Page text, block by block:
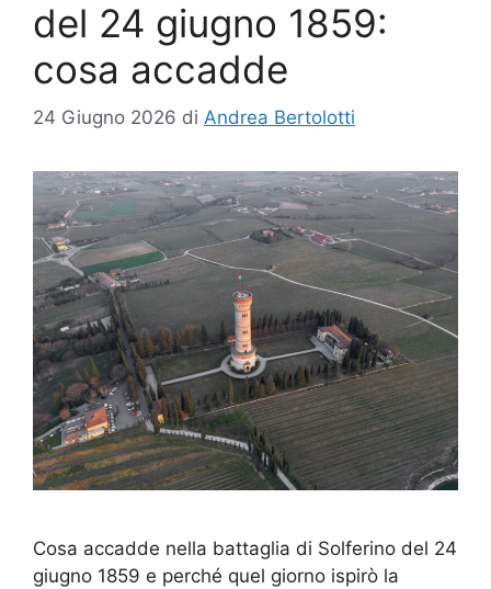
del 24 giugno 1859:
cosa accadde
24 Giugno 2026 di Andrea Bertolotti
Cosa accadde nella battaglia di Solferino del 24
giugno 1859 e perché quel giorno ispirò la